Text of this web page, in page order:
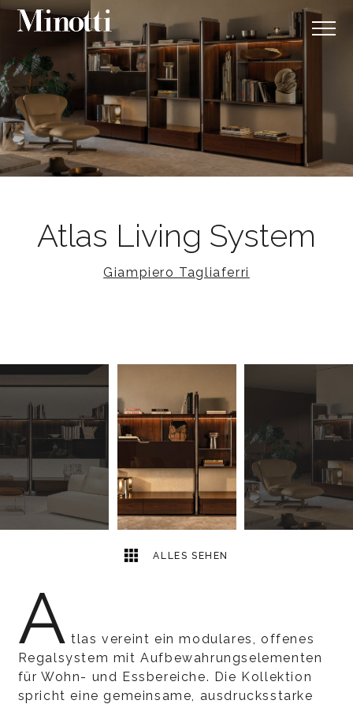
Atlas Living System
Giampiero Tagliaferri
ALLES SEHEN
10
A tlas vereint ein modulares, offenes
Regalsystem mit Aufbewahrungselementen
für Wohn- und Essbereiche. Die Kollektion
spricht eine gemeinsame, ausdrucksstarke